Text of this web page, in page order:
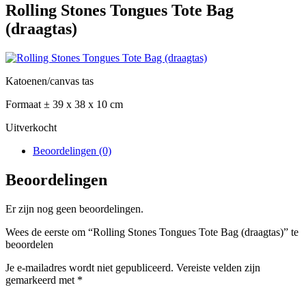
Rolling Stones Tongues Tote Bag
(draagtas)
Katoenen/canvas tas
Formaat ± 39 x 38 x 10 cm
Uitverkocht
Beoordelingen (0)
Beoordelingen
Er zijn nog geen beoordelingen.
Wees de eerste om “Rolling Stones Tongues Tote Bag (draagtas)” te
beoordelen
Je e-mailadres wordt niet gepubliceerd. Vereiste velden zijn
gemarkeerd met *